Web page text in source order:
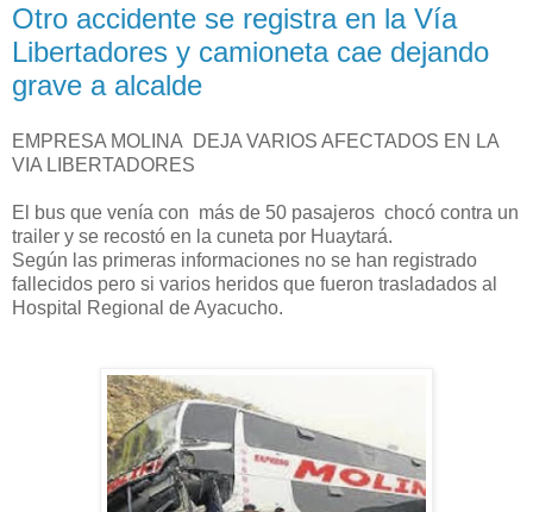
Otro accidente se registra en la Vía
Libertadores y camioneta cae dejando
grave a alcalde
EMPRESA MOLINA DEJA VARIOS AFECTADOS EN LA
VIA LIBERTADORES
El bus que venía con más de 50 pasajeros chocó contra un
trailer y se recostó en la cuneta por Huaytará.
Según las primeras informaciones no se han registrado
fallecidos pero si varios heridos que fueron trasladados al
Hospital Regional de Ayacucho.